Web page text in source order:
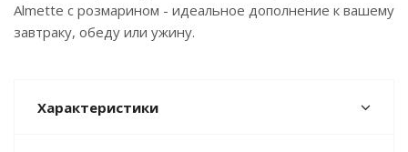
Almette с розмарином - идеальное дополнение к вашему
завтраку, обеду или ужину.
Характеристики